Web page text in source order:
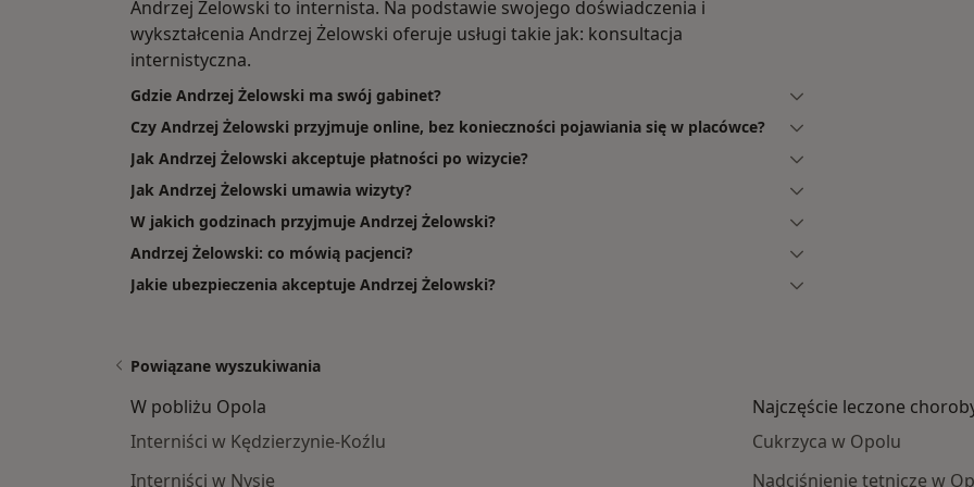
Andrzej Żelowski to internista. Na podstawie swojego doświadczenia i
wykształcenia Andrzej Żelowski oferuje usługi takie jak: konsultacja
internistyczna.
Gdzie Andrzej Żelowski ma swój gabinet?
Czy Andrzej Żelowski przyjmuje online, bez konieczności pojawiania się w placówce?
Jak Andrzej Żelowski akceptuje płatności po wizycie?
Jak Andrzej Żelowski umawia wizyty?
W jakich godzinach przyjmuje Andrzej Żelowski?
Andrzej Żelowski: co mówią pacjenci?
Jakie ubezpieczenia akceptuje Andrzej Żelowski?
Powiązane wyszukiwania
W pobliżu Opola
Interniści w Kędzierzynie-Koźlu
Interniści w Nysie
Najczęście leczone
Cukrzyca w Opolu
Nadciśnienie tętnicze w